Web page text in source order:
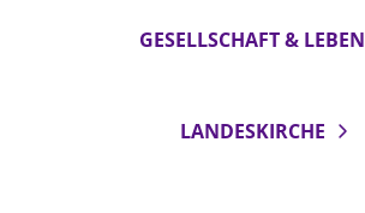
GESELLSCHAFT & LEBEN
LANDESKIRCHE